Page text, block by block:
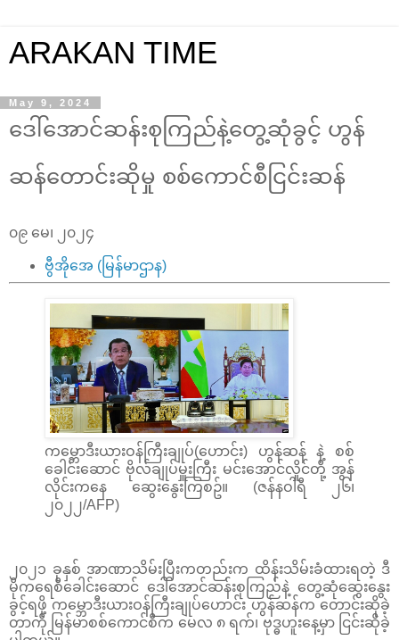
ARAKAN TIME
May 9, 2024
ဒေါ်အောင်ဆန်းစုကြည်နဲ့တွေ့ဆုံခွင့် ဟွန်
ဆန်တောင်းဆိုမှု စစ်ကောင်စီငြင်းဆန်
၀၉ မေ၊ ၂၀၂၄
ဗွီအိုအေ (မြန်မာဌာန)
ကမ္ဘောဒီးယားဝန်ကြီးချုပ်(ဟောင်း) ဟွန်ဆန် နဲ့ စစ်
ခေါင်းဆောင် ဗိုလ်ချုပ်မှူးကြီး မင်းအောင်လှိုင်တို့ အွန်
လိုင်းကနေ ဆွေးနွေးကြစဥ်။ (ဇန်နဝါရီ ၂၆၊
၂၀၂၂/AFP)
၂၀၂၁ ခုနှစ် အာဏာသိမ်းပြီးကတည်းက ထိန်းသိမ်းခံထားရတဲ့ ဒီ
မိုကရေစီခေါင်းဆောင် ဒေါ်အောင်ဆန်းစုကြည်နဲ့ တွေ့ဆုံဆွေးနွေး
ခွင့်ရဖို့ ကမ္ဘောဒီးယားဝန်ကြီးချုပ်ဟောင်း ဟွန်ဆန်က တောင်းဆိုခဲ့
တာကို မြန်မာစစ်ကောင်စီက မေလ ၈ ရက်၊ ဗုဒ္ဓဟူးနေ့မှာ ငြင်းဆိုခဲ့